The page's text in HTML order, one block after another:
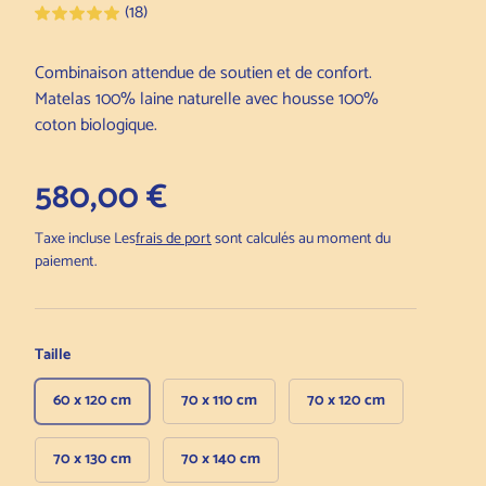
(18)
Combinaison attendue de soutien et de confort.
Matelas 100% laine naturelle avec housse 100%
coton biologique.
Prix normal
580,00 €
Taxe incluse Lesfrais de portsont calculés au moment du
paiement.
Taille
60 x 120 cm
70 x 110 cm 70 x 120 cm
70 x 130 cm 70 x 140 cm